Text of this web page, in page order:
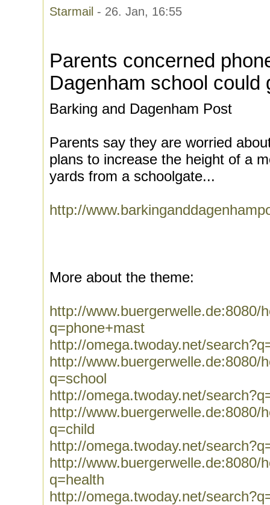
Starmail - 26. Jan, 16:55
Parents concerned
Dagenham school could
Barking and Dagenham Post
Parents say they are worried
plans to increase the height of a
yards from a schoolgate...
http://
More about the theme:
http://www.buergerwelle.de:8080/
q=phone+mast
http://omega.twoday.net/
http://www.buergerwelle.de:8080/
q=school
http://omega.twoday.net/
http://www.buergerwelle.de:8080/
q=child
http://omega.twoday.net/
http://www.buergerwelle.de:8080/
q=health
http://omega.twoday.net/